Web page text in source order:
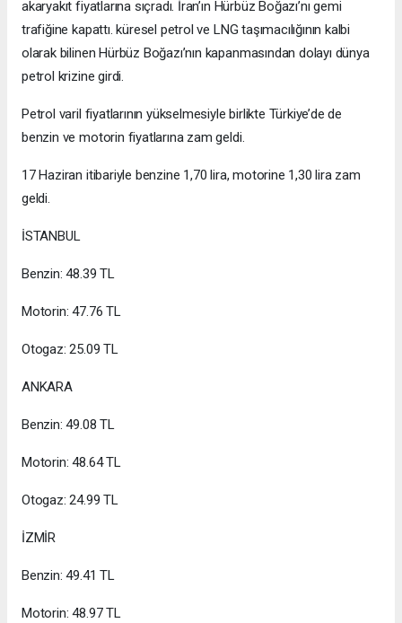
akaryakıt fiyatlarına sıçradı. İran’ın Hürbüz Boğazı’nı gemi
trafiğine kapattı. küresel petrol ve LNG taşımacılığının kalbi
olarak bilinen Hürbüz Boğazı’nın kapanmasından dolayı dünya
petrol krizine girdi.
Petrol varil fiyatlarının yükselmesiyle birlikte Türkiye’de de
benzin ve motorin fiyatlarına zam geldi.
17 Haziran itibariyle benzine 1,70 lira, motorine 1,30 lira zam
geldi.
İSTANBUL
Benzin: 48.39 TL
Motorin: 47.76 TL
Otogaz: 25.09 TL
ANKARA
Benzin: 49.08 TL
Motorin: 48.64 TL
Otogaz: 24.99 TL
İZMİR
Benzin: 49.41 TL
Motorin: 48.97 TL